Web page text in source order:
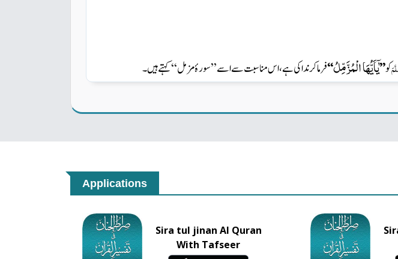
کو’’یٰۤاَیُّهَا الْمُزَّمِّلُ‘‘فرما کر ندا کی ہے،اس مناسبت سے اسے’’سورۂ مزمل‘‘کہتے ہیں۔
Applications
Sira tul jinan Al Quran
With Tafseer